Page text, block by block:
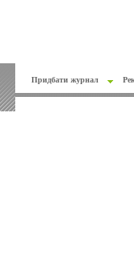
Придбати журнал